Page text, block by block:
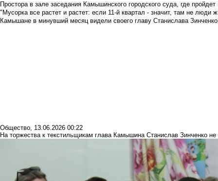
Простора в зале заседания Камышинского городского суда, где
"Мусорка все растет и растет: если 11-й квартал - значит, там не люди
Камышане в минувший месяц видели своего главу Станислава Зинченко
Общество, 13.06.2026 00:22
На торжества к текстильщикам глава Камышина Станислав Зинченко